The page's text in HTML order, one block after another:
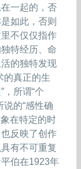
一起的，否
如此，否则
不仅仅指作
特经历、命
的独特发现
的真正的生
所谓“个
的“感性确
在特定的时
反映了创作
有不可重复
伯在1923年